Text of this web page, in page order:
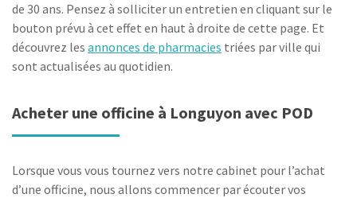
de 30 ans. Pensez à solliciter un entretien en cliquant sur le
bouton prévu à cet effet en haut à droite de cette page. Et
découvrez les annonces de pharmacies triées par ville qui
sont actualisées au quotidien.
Acheter une officine à Longuyon avec POD
Lorsque vous vous tournez vers notre cabinet pour l’achat
d’une officine, nous allons commencer par écouter vos